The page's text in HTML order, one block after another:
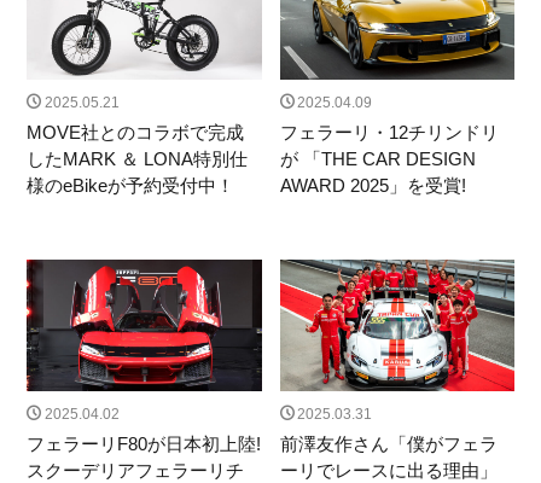
2025.05.21
MOVE社とのコラボで完成
したMARK ＆ LONA特別仕
様のeBikeが予約受付中！
2025.04.09
フェラーリ・12チリンドリ
が 「THE CAR DESIGN
AWARD 2025」を受賞!
2025.04.02
フェラーリF80が日本初上陸!
スクーデリアフェラーリチ
2025.03.31
前澤友作さん「僕がフェラ
ーリでレースに出る理由」